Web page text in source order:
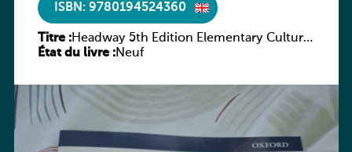
ISBN: 9780194524360
Titre :Headway 5th Edition Elementary Culture
and Literature Companion
État du livre :Neuf